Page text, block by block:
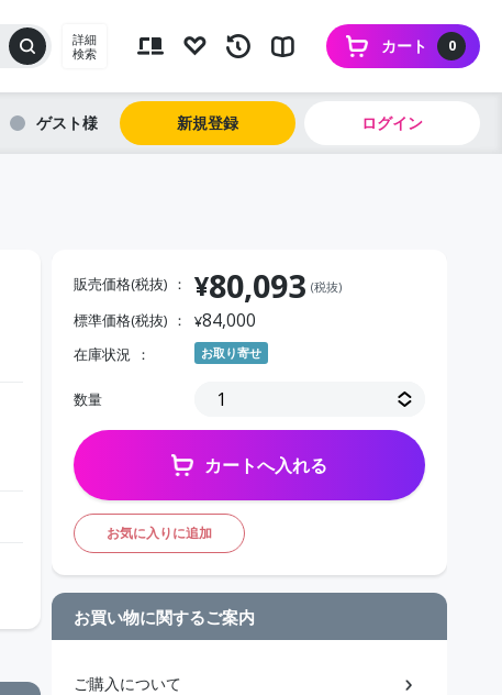
詳細
検索
0
カート
ゲスト 新規登録 ログイン
販売価格(税抜) ¥80,093 (税抜)
標準価格(税抜) ¥84,000
在庫状況 お取り寄せ
数量
カートへ入れる
お気に入りに追加
お買い物に関するご案内
ご購入について